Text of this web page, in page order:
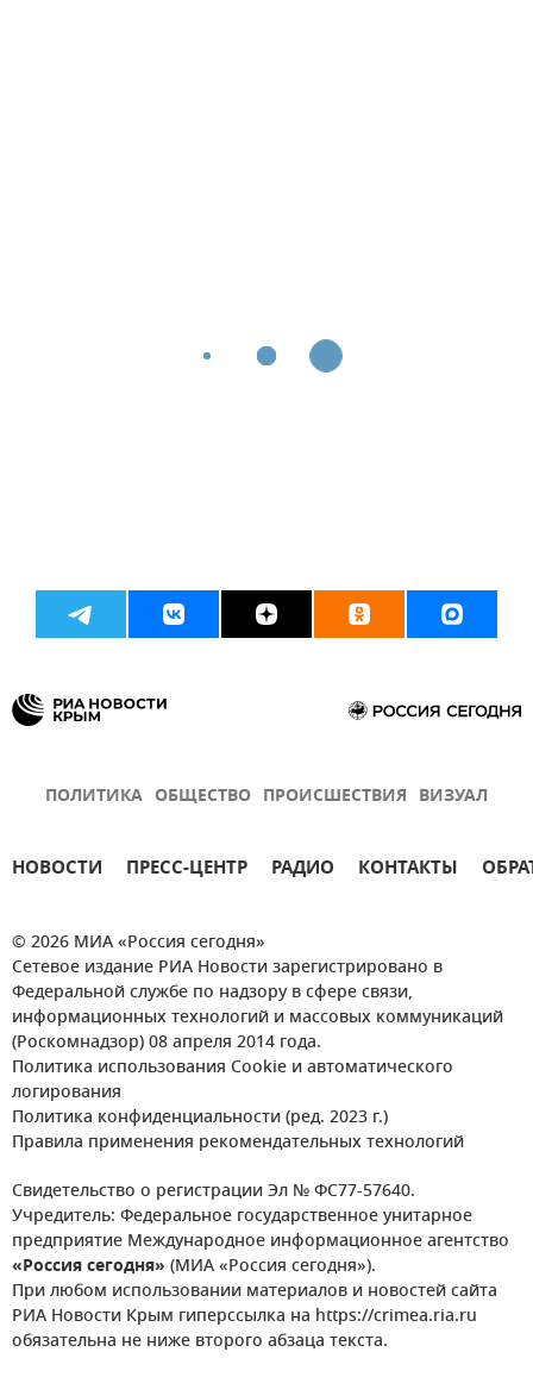
ПОЛИТИКА ОБЩЕСТВО ПРОИСШЕСТВИЯ ВИЗУАЛ
НОВОСТИ ПРЕСС-ЦЕНТР РАДИО КОНТАКТЫ
© 2026 МИА «Россия сегодня»
Сетевое издание РИА Новости зарегистрировано в
Федеральной службе по надзору в сфере связи,
информационных технологий и массовых коммуникаций
(Роскомнадзор) 08 апреля 2014 года.
Политика использования Cookie и автоматического
логирования
Политика конфиденциальности (ред. 2023 г.)
Правила применения рекомендательных технологий
Свидетельство о регистрации Эл № ФС77-57640.
Учредитель: Федеральное государственное унитарное
предприятие Международное информационное агентство
«Россия сегодня» (МИА «Россия сегодня»).
При любом использовании материалов и новостей сайта
РИА Новости Крым гиперссылка на https://crimea.ria.ru
обязательна не ниже второго абзаца текста.